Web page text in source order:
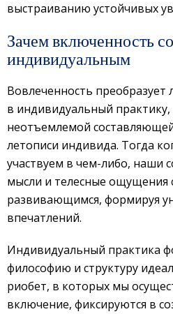
выстраиванию устойчивых
Зачем включенность
индивидуальным
Вовлеченность
в индивидуальный
неотъемлемой
летописи индивида. Тогда
участвуем в чем-либо, наши
мысли и телесные ощущения
развивающимся, формируя
впечатлений.
Индивидуальный практика
философию и структуру
риобет, в которых мы
включение, фиксируются в